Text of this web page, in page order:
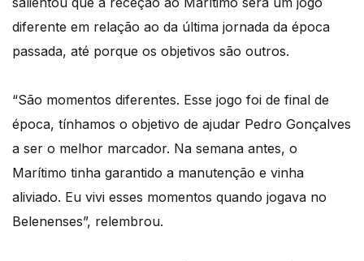
diferente em relação ao da última jornada da época
passada, até porque os objetivos são outros.
“São momentos diferentes. Esse jogo foi de final de
época, tínhamos o objetivo de ajudar Pedro Gonçalves
a ser o melhor marcador. Na semana antes, o
Marítimo tinha garantido a manutenção e vinha
aliviado. Eu vivi esses momentos quando jogava no
Belenenses”, relembrou.